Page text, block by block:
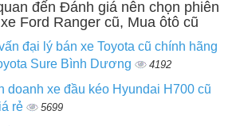
đến Đánh giá nên chọn phiên
Ford Ranger cũ, Mua ôtô cũ
đại lý bán xe Toyota cũ chính hãng
Sure Bình Dương
4192
doanh xe đầu kéo Hyundai H700 cũ
rẻ
5699